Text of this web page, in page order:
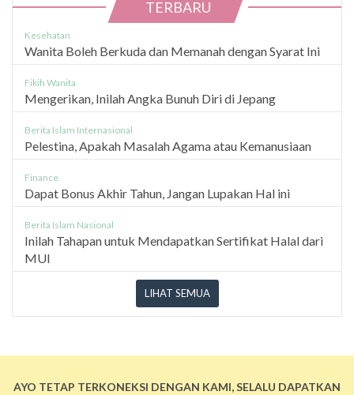
TERBARU
Kesehatan
Wanita Boleh Berkuda dan Memanah dengan Syarat Ini
Fikih Wanita
Mengerikan, Inilah Angka Bunuh Diri di Jepang
Berita Islam Internasional
Pelestina, Apakah Masalah Agama atau Kemanusiaan
Finance
Dapat Bonus Akhir Tahun, Jangan Lupakan Hal ini
Berita Islam Nasional
Inilah Tahapan untuk Mendapatkan Sertifikat Halal dari
MUI
LIHAT SEMUA
AYO TETAP TERKONEKSI DENGAN KAMI, SELALU DAPATKAN